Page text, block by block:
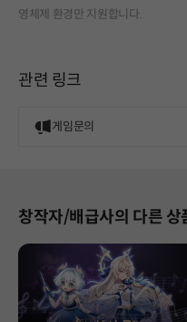
영체제 환경만 지원합니다.
관련 링크
게임문의
창작자/배급사의 다른 상